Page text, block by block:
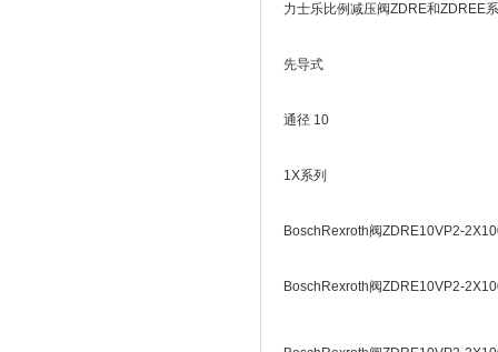
力士乐比例减压阀ZDRE和ZDREE
先导式
通径 10
1X系列
BoschRexroth阀ZDRE10VP2-
BoschRexroth阀ZDRE10VP2-